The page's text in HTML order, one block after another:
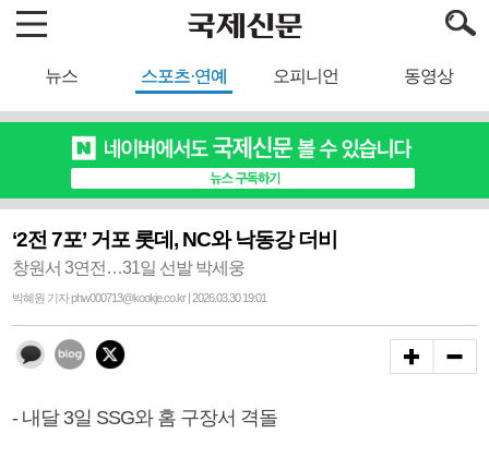
뉴스 스포츠·연예 오피니언 동영상
‘2전 7포’ 거포 롯데, NC와 낙동강 더비
창원서 3연전…31일 선발 박세웅
박혜원 기자 phw000713@kookje.co.kr | 2026.03.30 19:01
- 내달 3일 SSG와 홈 구장서 격돌